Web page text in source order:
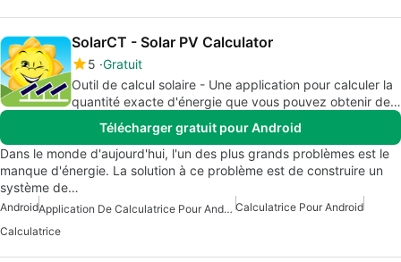
SolarCT - Solar PV Calculator
5 Gratuit
Outil de calcul solaire - Une application pour calculer la
quantité exacte d'énergie que vous pouvez obtenir de
Télécharger gratuit pour Android
Dans le monde d'aujourd'hui, l'un des plus grands problèmes est le
manque d'énergie. La solution à ce problème est de construire un
système de…
Android Application De Calculatrice Pour Android Calculatrice Pour Android
Calculatrice